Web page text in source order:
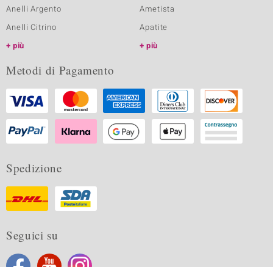
Anelli Argento
Anelli Citrino
più
Ametista
Apatite
più
Metodi di Pagamento
Spedizione
Seguici su